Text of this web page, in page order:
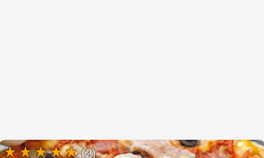
(2)